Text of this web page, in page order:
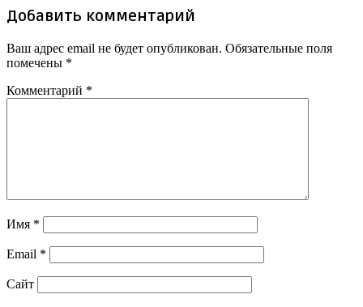
Добавить комментарий
Ваш адрес email не будет опубликован. Обязательные поля
помечены *
Комментарий *
Имя *
Email *
Сайт